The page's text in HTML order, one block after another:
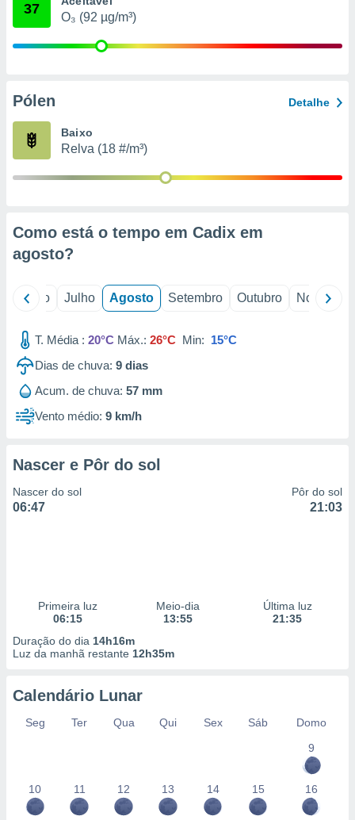
estudos
37
O₃ (92 µg/m³)
Pólen Detalhe
Baixo
Relva (18 #/m³)
Como está o tempo em Cadix em
agosto?
Junho Julho Agosto Setembro Outubro Novembro
T. Média : 20°C Máx.: 26°C Min: 15°C
Dias de chuva: 9 dias
Acum. de chuva: 57 mm
Vento médio: 9 km/h
Nascer e Pôr do sol
Nascer do sol
06:47
Pôr do sol
21:03
Primeira luz
06:15
Meio-dia
13:55
Última luz
21:35
Duração do dia 14h16m
Luz da manhã restante 12h35m
Calendário Lunar
Seg Ter Qua Qui Sex Sáb
Domo
9
10 11 12 13 14 15 16